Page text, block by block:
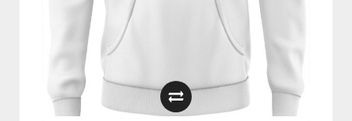
Bluza “Homo Sum – Zasadom
Wierny” CZARNA
249,00